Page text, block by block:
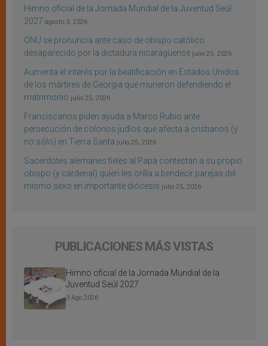
Himno oficial de la Jornada Mundial de la Juventud Seúl
2027 agosto 3, 2026
ONU se pronuncia ante caso de obispo católico
desaparecido por la dictadura nicaragüense julio 25, 2026
Aumenta el interés por la beatificación en Estados Unidos
de los mártires de Georgia que murieron defendiendo el
matrimonio julio 25, 2026
Franciscanos piden ayuda a Marco Rubio ante
persecución de colonos judíos que afecta a cristianos (y
no sólo) en Tierra Santa julio 25, 2026
Sacerdotes alemanes fieles al Papa contestan a su propio
obispo (y cardenal) quien les orilla a bendecir parejas del
mismo sexo en importante diócesis julio 25, 2026
PUBLICACIONES MÁS VISTAS
Himno oficial de la Jornada Mundial de la
Juventud Seúl 2027
3 Ago 2026